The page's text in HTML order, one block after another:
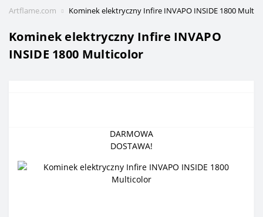
Artflame.com Kominek elektryczny Infire INVAPO INSIDE 1800
Kominek elektryczny Infire INVAPO
INSIDE 1800 Multicolor
DARMOWA
DOSTAWA!